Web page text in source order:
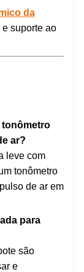
da
e suporte ao
tonômetro
ar?
leve com
tonômetro
de ar em
para
são
e